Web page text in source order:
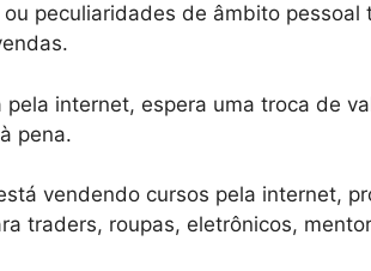
peculiaridades de âmbito pessoal
internet, espera uma troca de
pena.
vendendo cursos pela internet,
traders, roupas, eletrônicos,